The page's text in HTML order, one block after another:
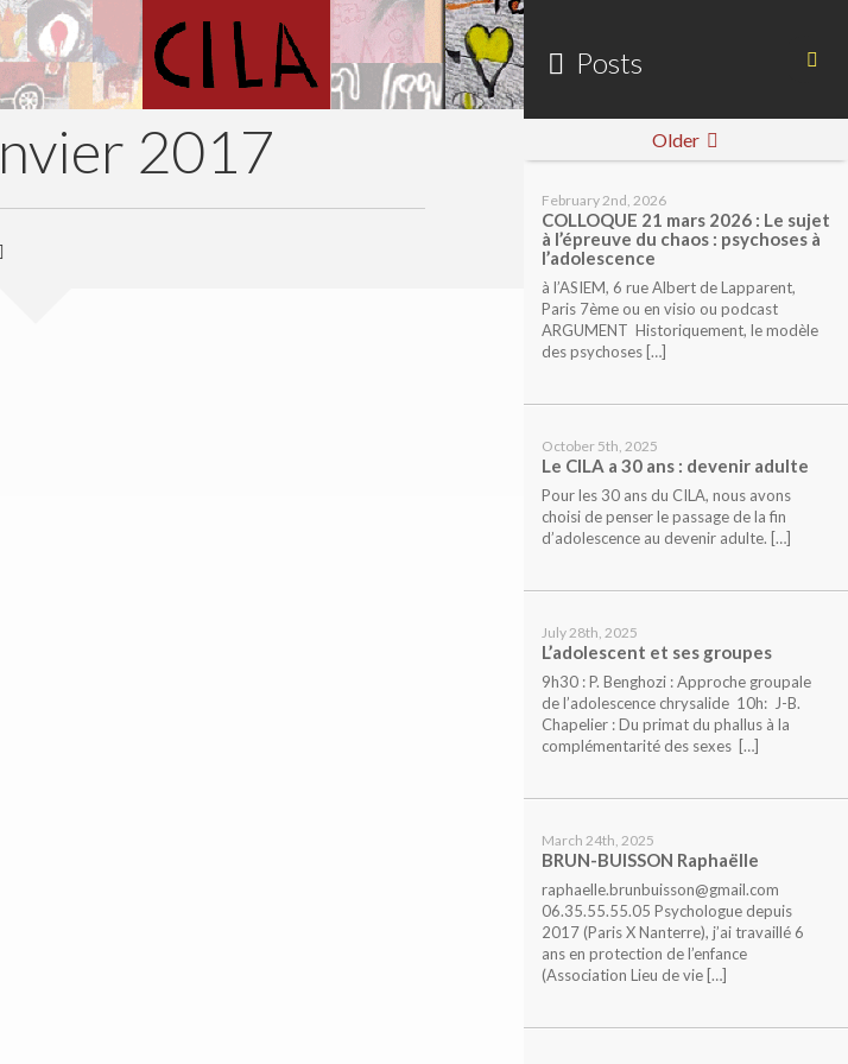
2017
Posts
Older
February 2nd, 2026
COLLOQUE 21 mars 2026 : Le sujet
à l’épreuve du chaos : psychoses à
l’adolescence
à l’ASIEM, 6 rue Albert de Lapparent,
Paris 7ème ou en visio ou podcast
ARGUMENT Historiquement, le modèle
des psychoses […]
October 5th, 2025
Le CILA a 30 ans : devenir adulte
Pour les 30 ans du CILA, nous avons
choisi de penser le passage de la fin
d’adolescence au devenir adulte. […]
July 28th, 2025
L’adolescent et ses groupes
9h30 : P. Benghozi : Approche groupale
de l’adolescence chrysalide 10h: J-B.
Chapelier : Du primat du phallus à la
complémentarité des sexes […]
March 24th, 2025
BRUN-BUISSON Raphaëlle
raphaelle.brunbuisson@gmail.com
06.35.55.55.05 Psychologue depuis
2017 (Paris X Nanterre), j’ai travaillé 6
ans en protection de l’enfance
(Association Lieu de vie […]